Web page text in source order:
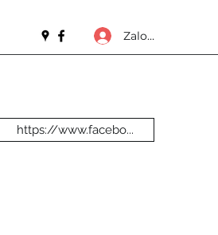
Zaloguj się
https://www.facebo...